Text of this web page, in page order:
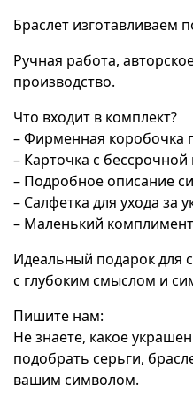
Браслет изготавливаем
Ручная работа,
производство.
Что входит в комплект?
– Фирменная коробочка
– Карточка с бессрочной
– Подробное описание
– Салфетка для ухода за
– Маленький
Идеальный подарок для
с глубоким смыслом и
Пишите нам:
Не знаете, какое
подобрать серьги,
вашим символом.